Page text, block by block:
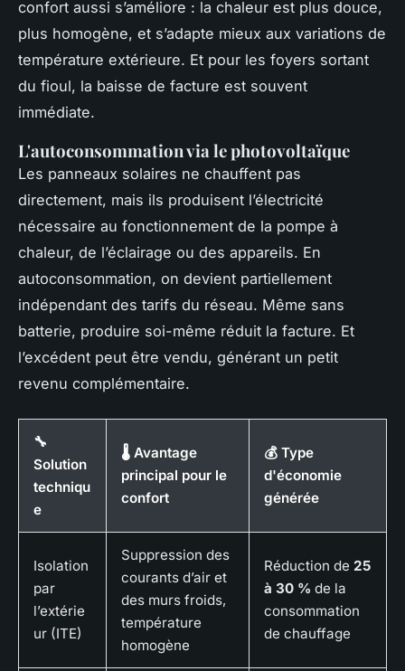
confort aussi s’améliore : la chaleur est plus douce,
plus homogène, et s’adapte mieux aux variations de
température extérieure. Et pour les foyers sortant
du fioul, la baisse de facture est souvent
immédiate.
L'autoconsommation via le photovoltaïque
Les panneaux solaires ne chauffent pas
directement, mais ils produisent l’électricité
nécessaire au fonctionnement de la pompe à
chaleur, de l’éclairage ou des appareils. En
autoconsommation, on devient partiellement
indépendant des tarifs du réseau. Même sans
batterie, produire soi-même réduit la facture. Et
l’excédent peut être vendu, générant un petit
revenu complémentaire.
🔧
Solution
techniqu
e
🌡️ Avantage
principal pour le
confort
💰 Type
d'économie
générée
Isolation
par
l’extérie
ur (ITE)
Suppression des
courants d’air et
des murs froids,
température
homogène
Réduction de 25
à 30 % de la
consommation
de chauffage